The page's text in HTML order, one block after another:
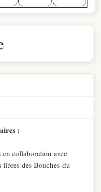
:
en collaboration avec
libres des Bouches-du-